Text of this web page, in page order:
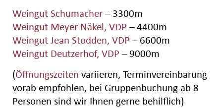
Weingut Schumacher– 3300m
Weingut Meyer-Näkel, VDP – 4400m
Weingut Jean Stodden, VDP – 6600m
Weingut Deutzerhof, VDP – 9000m
(Öffnungszeiten variieren, Terminvereinbarung
vorab empfohlen, bei Gruppenbuchung ab 8
Personen sind wir Ihnen gerne behilflich)